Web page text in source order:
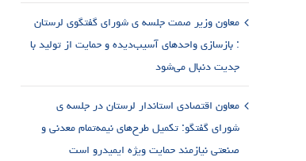
معاون وزیر صمت جلسه ی شورای گفتگوی لرستان
: بازسازی واحدهای آسیب‌دیده و حمایت از تولید با
جدیت دنبال می‌شود
معاون اقتصادی استاندار لرستان در جلسه ی
شورای گفتگو: تکمیل طرح‌های نیمه‌تمام معدنی و
صنعتی نیازمند حمایت ویژه ایمیدرو است